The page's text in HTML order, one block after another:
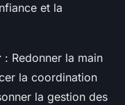
et la
: Redonner la main
la coordination
la gestion des